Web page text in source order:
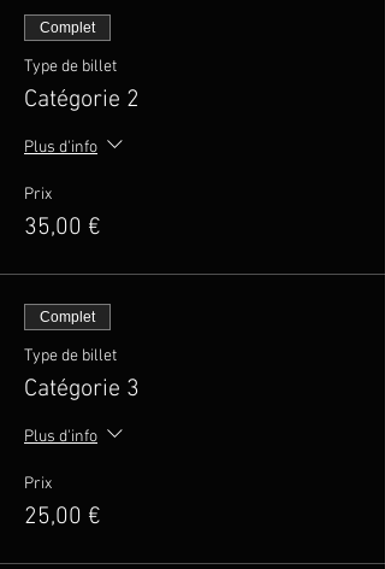
Complet
Type de billet
Catégorie 2
Plus d'info
Prix
35,00 €
Complet
Type de billet
Catégorie 3
Plus d'info
Prix
25,00 €